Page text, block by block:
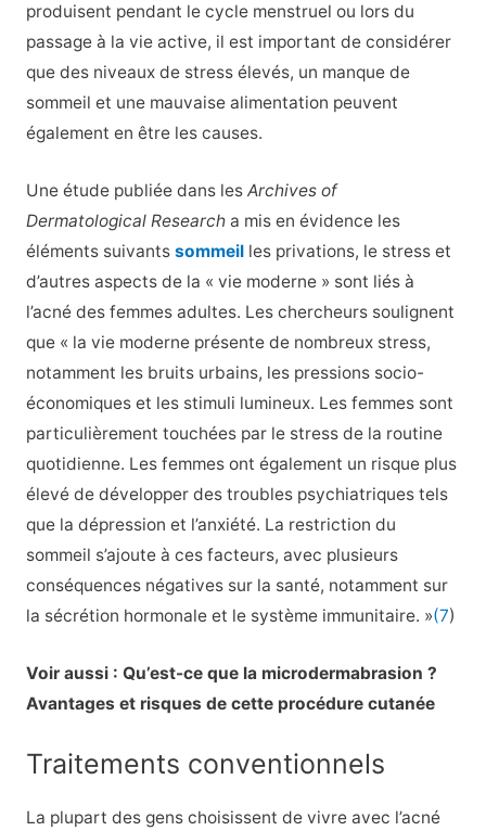
produisent pendant le cycle menstruel ou lors du
passage à la vie active, il est important de considérer
que des niveaux de stress élevés, un manque de
sommeil et une mauvaise alimentation peuvent
également en être les causes.
Une étude publiée dans les Archives of
Dermatological Researcha mis en évidence les
éléments suivants sommeilles privations, le stress et
d’autres aspects de la « vie moderne » sont liés à
l’acné des femmes adultes. Les chercheurs soulignent
que « la vie moderne présente de nombreux stress,
notamment les bruits urbains, les pressions socio-
économiques et les stimuli lumineux. Les femmes sont
particulièrement touchées par le stress de la routine
quotidienne. Les femmes ont également un risque plus
élevé de développer des troubles psychiatriques tels
que la dépression et l’anxiété. La restriction du
sommeil s’ajoute à ces facteurs, avec plusieurs
conséquences négatives sur la santé, notamment sur
la sécrétion hormonale et le système immunitaire. »(7)
Voir aussi : Qu’est-ce que la microdermabrasion ?
Avantages et risques de cette procédure cutanée
Traitements conventionnels
La plupart des gens choisissent de vivre avec l’acné